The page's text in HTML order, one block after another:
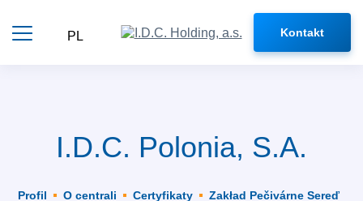
content
PL Kontakt
I.D.C. Polonia, S.A.
Profil O centrali Certyfikaty
Zakład Pečivárne Sereď